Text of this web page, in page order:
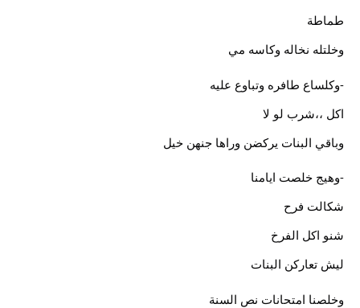
طماطة
وخلتله نخاله وكاسه مي
-وكلساع طافره وتباوع عليه
اكل ،،شرب لو لا
وباقي البنات يركضن وراها جنهن خيل
-وهيج خلصت ايامنا
شكالت فرح
شنو اكل الفرخ
ليش تعاركن البنات
وخلصنا امتحانات نص السنة